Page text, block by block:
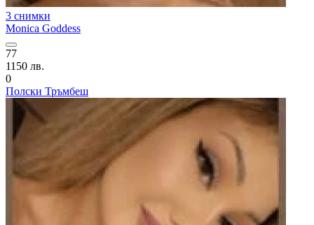
3 снимки
Monica Goddess
77
1150 лв.
0
Полски Тръмбеш